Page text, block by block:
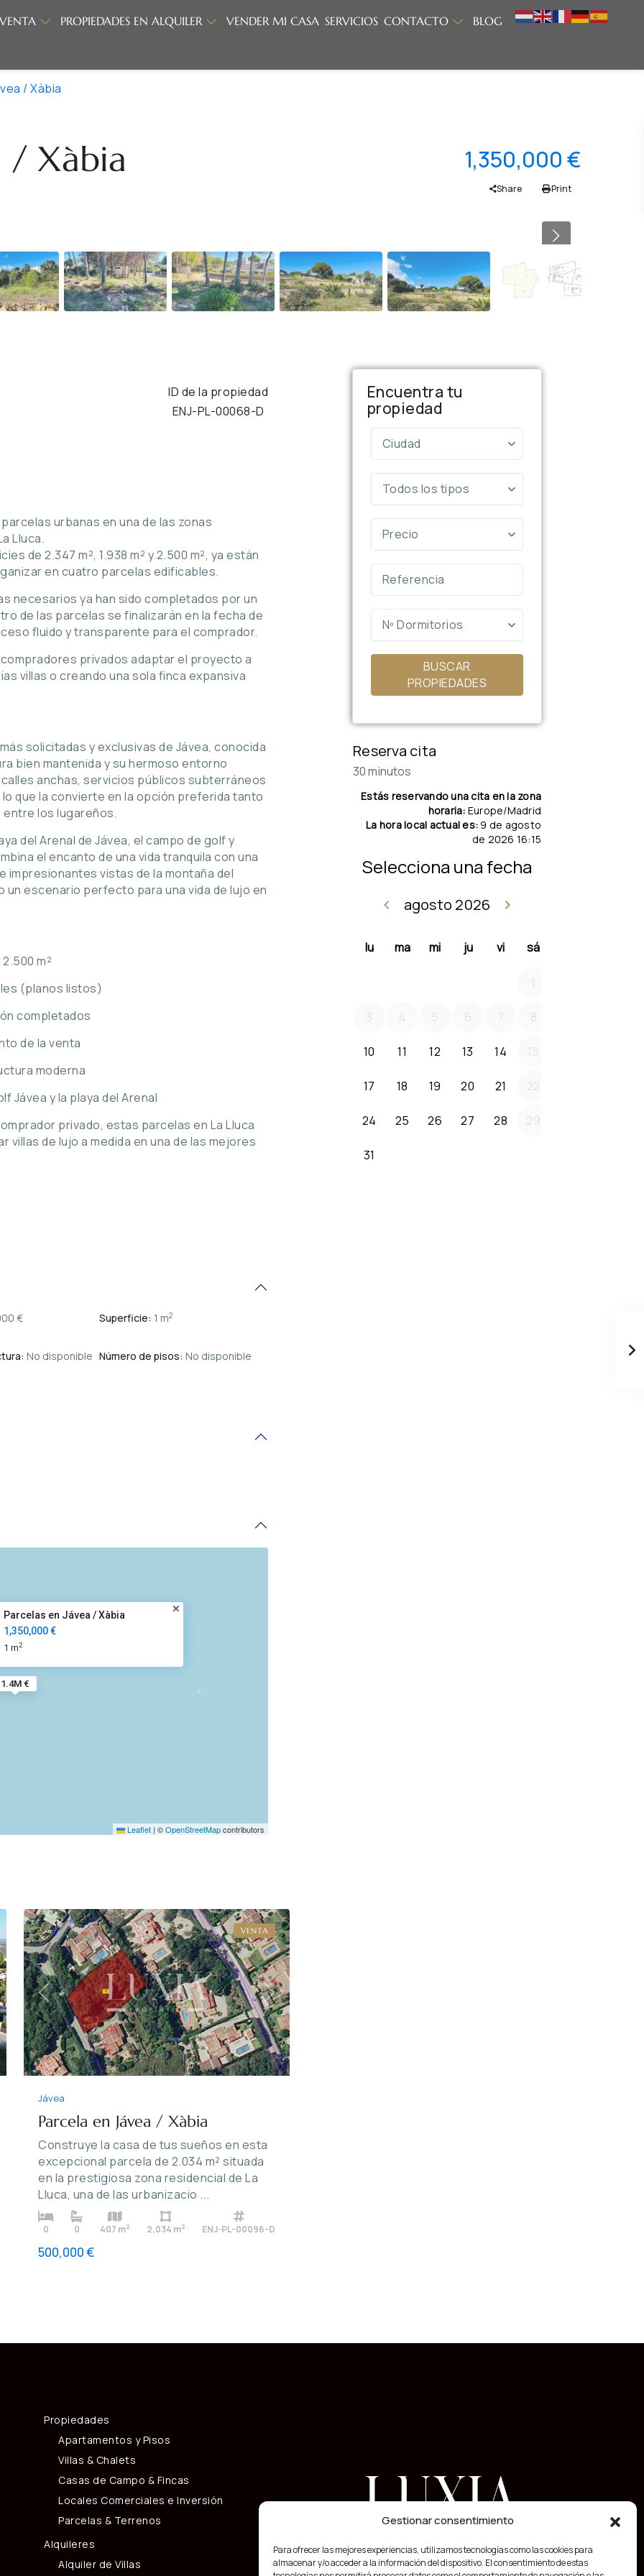
Gestionar consentimiento
Para ofrecer las mejores experiencias, utilizamos tecnologías como las cookies para
almacenar y/o acceder a la información del dispositivo. El consentimiento de estas
PROPIEDADES EN ALQUILER VENDER MI CASA SERVICIOS CONTACTO BLOG
/ Xàbia
/ Xàbia 1,350,000 €
Share Print
Previous
ID de la propiedad
ENJ-PL-00068-D
urbanas en una de las zonas
Lluca.
de 2.347 m², 1.938 m² y 2.500 m², ya están
en cuatro parcelas edificables.
necesarios ya han sido completados por un
de las parcelas se finalizarán en la fecha de
fluido y transparente para el comprador.
privados adaptar el proyecto a
villas o creando una sola finca expansiva
solicitadas y exclusivas de Jávea, conocida
bien mantenida y su hermoso entorno
anchas, servicios públicos subterráneos
que la convierte en la opción preferida tanto
los lugareños.
del Arenal de Jávea, el campo de golf y
el encanto de una vida tranquila con una
impresionantes vistas de la montaña del
escenario perfecto para una vida de lujo en
m²
(planos listos)
completados
de la venta
moderna
Jávea y la playa del Arenal
privado, estas parcelas en La Lluca
de lujo a medida en una de las mejores
€ Superficie: 1 m2
No disponible Número de pisos: No disponible
1.4M €
Parcelas en Jávea / Xàbia
1,350,000 €
1 m2
Leaflet | ©OpenStreetMapcontributors
Previous Next
VENTA
Jávea
Parcela en Jávea / Xàbia
Construye la casa de tus sueños en esta
excepcional parcela de 2.034 m² situada
en la prestigiosa zona residencial de La
Lluca, una de las urbanizacio ...
0 0 407 m2 2,034 m2 ENJ-PL-00096-D
500,000 €
Encuentra tu
propiedad
Ciudad
Todos los tipos
Precio
Nº Dormitorios
BUSCAR
PROPIEDADES
Propiedades
Apartamentos y Pisos
Villas & Chalets
Casas de Campo & Fincas
Locales Comerciales e Inversión
Parcelas & Terrenos
Alquileres
Alquiler de Villas